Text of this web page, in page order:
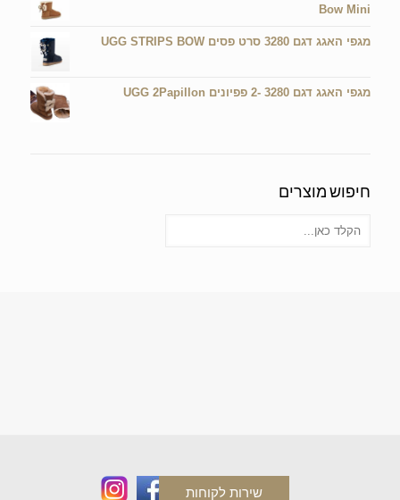
Bow Mini
מגפי האגג דגם 3280 סרט פסים UGG STRIPS BOW
מגפי האגג דגם 3280 -2 פפיונים UGG 2Papillon
חיפוש מוצרים
שירות לקוחות